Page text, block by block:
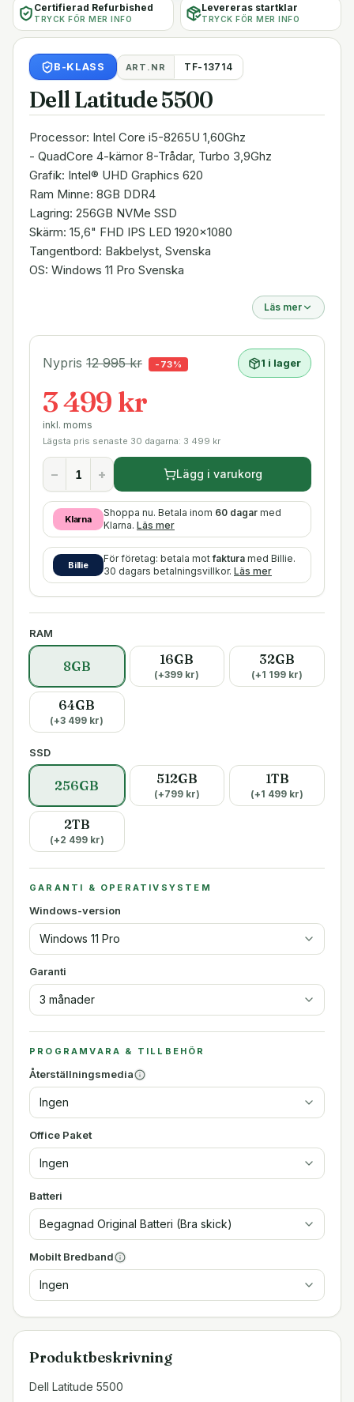
Certifierad Refurbished
TRYCK FÖR MER INFO
Levereras startklar
TRYCK FÖR MER INFO
B-KLASS ART.NR TF-13714
Dell Latitude 5500
Processor: Intel Core i5-8265U 1,60Ghz
- QuadCore 4-kärnor 8-Trådar, Turbo 3,9Ghz
Grafik: Intel® UHD Graphics 620
Ram Minne: 8GB DDR4
Lagring: 256GB NVMe SSD
Skärm: 15,6" FHD IPS LED 1920x1080
Tangentbord: Bakbelyst, Svenska
OS: Windows 11 Pro Svenska
Läs mer
Nypris 12 995kr - 73% 1 i lager
3 499 kr
inkl. moms
Lägsta pris senaste 30 dagarna: 3 499 kr
− + Lägg i varukorg
Klarna
Shoppa nu. Betala inom 60 dagar med
Klarna. Läs mer
Billie
För företag: betala motfaktura med Billie.
30 dagars betalningsvillkor. Läs mer
RAM
8GB 16GB
(+399 kr)
32GB
(+1 199 kr)
64GB
(+3 499 kr)
SSD
256GB 512GB
(+799kr)
1TB
(+1 499 kr)
2TB
(+2 499kr)
GARANTI & OPERATIVSYSTEM
Windows-version
Windows 11 Pro
Garanti
3 månader
PROGRAMVARA & TILLBEHÖR
Återställningsmedia
Ingen
Office Paket
Ingen
Batteri
Begagnad Original Batteri (Bra skick)
Mobilt Bredband
Ingen
Produktbeskrivning
Dell Latitude 5500